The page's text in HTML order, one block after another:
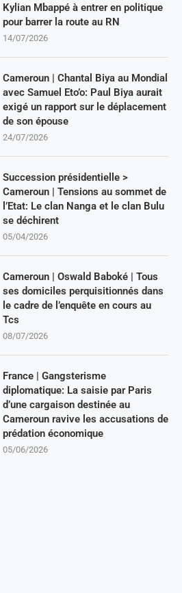
Kylian Mbappé à entrer en politique
pour barrer la route au RN
14/07/2026
Cameroun | Chantal Biya au Mondial
avec Samuel Eto’o: Paul Biya aurait
exigé un rapport sur le déplacement
de son épouse
24/07/2026
Succession présidentielle >
Cameroun | Tensions au sommet de
l’Etat: Le clan Nanga et le clan Bulu
se déchirent
05/04/2026
Cameroun | Oswald Baboké | Tous
ses domiciles perquisitionnés dans
le cadre de l’enquête en cours au
Tcs
08/07/2026
France | Gangsterisme
diplomatique: La saisie par Paris
d’une cargaison destinée au
Cameroun ravive les accusations de
prédation économique
05/06/2026